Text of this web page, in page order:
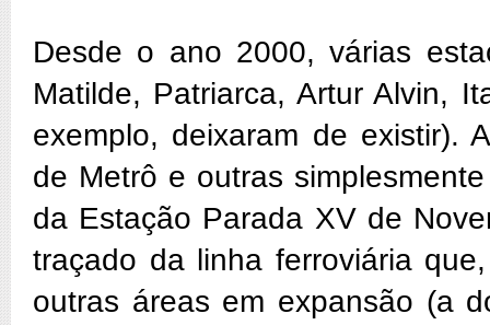
Desde o ano 2000, várias
Matilde, Patriarca, Artur Alvin,
exemplo, deixaram de existir).
de Metrô e outras
da Estação Parada XV de
traçado da linha ferroviária
outras áreas em expansão (a